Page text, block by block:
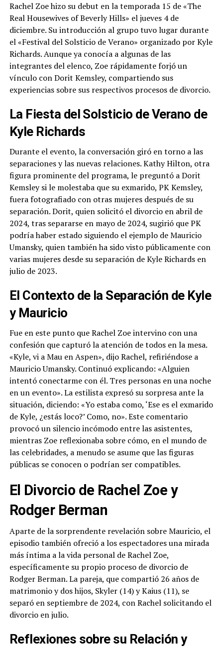
Rachel Zoe hizo su debut en la temporada 15 de «The
Real Housewives of Beverly Hills» el jueves 4 de
diciembre. Su introducción al grupo tuvo lugar durante
el «Festival del Solsticio de Verano» organizado por Kyle
Richards. Aunque ya conocía a algunas de las
integrantes del elenco, Zoe rápidamente forjó un
vínculo con Dorit Kemsley, compartiendo sus
experiencias sobre sus respectivos procesos de divorcio.
La Fiesta del Solsticio de Verano de
Kyle Richards
Durante el evento, la conversación giró en torno a las
separaciones y las nuevas relaciones. Kathy Hilton, otra
figura prominente del programa, le preguntó a Dorit
Kemsley si le molestaba que su exmarido, PK Kemsley,
fuera fotografiado con otras mujeres después de su
separación. Dorit, quien solicitó el divorcio en abril de
2024, tras separarse en mayo de 2024, sugirió que PK
podría haber estado siguiendo el ejemplo de Mauricio
Umansky, quien también ha sido visto públicamente con
varias mujeres desde su separación de Kyle Richards en
julio de 2023.
El Contexto de la Separación de Kyle
y Mauricio
Fue en este punto que Rachel Zoe intervino con una
confesión que capturó la atención de todos en la mesa.
«Kyle, vi a Mau en Aspen», dijo Rachel, refiriéndose a
Mauricio Umansky. Continuó explicando: «Alguien
intentó conectarme con él. Tres personas en una noche
en un evento». La estilista expresó su sorpresa ante la
situación, diciendo: «Yo estaba como, ‘Ese es el exmarido
de Kyle, ¿estás loco?’ Como, no». Este comentario
provocó un silencio incómodo entre las asistentes,
mientras Zoe reflexionaba sobre cómo, en el mundo de
las celebridades, a menudo se asume que las figuras
públicas se conocen o podrían ser compatibles.
El Divorcio de Rachel Zoe y
Rodger Berman
Aparte de la sorprendente revelación sobre Mauricio, el
episodio también ofreció a los espectadores una mirada
más íntima a la vida personal de Rachel Zoe,
específicamente su propio proceso de divorcio de
Rodger Berman. La pareja, que compartió 26 años de
matrimonio y dos hijos, Skyler (14) y Kaius (11), se
separó en septiembre de 2024, con Rachel solicitando el
divorcio en julio.
Reflexiones sobre su Relación y